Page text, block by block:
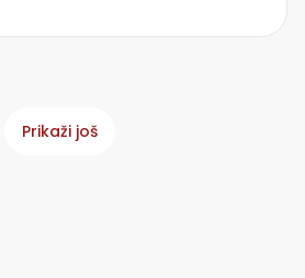
Prikaži još